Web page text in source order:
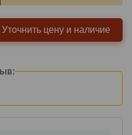
Уточнить цену и наличие